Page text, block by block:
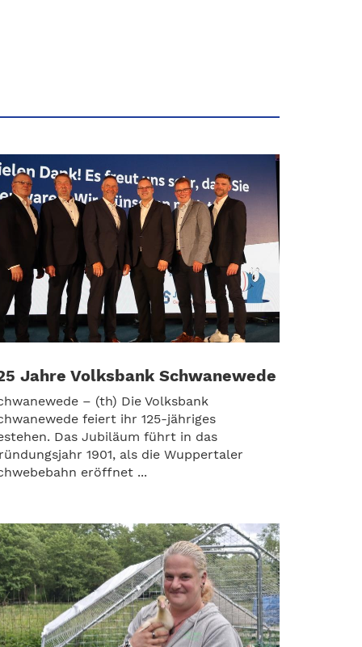
Jahre Volksbank Schwanewede
– (th) Die Volksbank
feiert ihr 125-jähriges
Das Jubiläum führt in das
1901, als die Wuppertaler
eröffnet ...